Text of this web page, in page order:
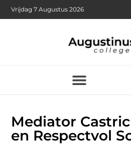
Vrijdag 7 Augustus 2026
Mediator
en Respectvol